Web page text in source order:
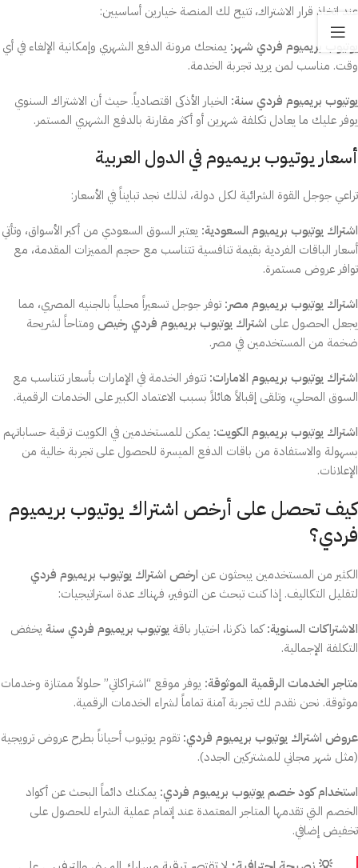
عند اتخاذ قرار الاشتراك، تتيح لك المنصة خيارين أساسيين:
يوتيوب بريميوم فردي شهر: يمنحك مرونة الدفع الشهري وإمكانية الإلغاء في أي
وقت. مناسب لمن يريد تجربة الخدمة.
يوتيوب بريميوم فردي سنة: الخيار الأذكى اقتصادياً. حيث أن الاشتراك السنوي
يوفر عليك ما يعادل تكلفة شهرين أو أكثر مقارنة بالدفع الشهري المستمر.
أسعار يوتيوب بريميوم في الدول العربية
تراعي جوجل القوة الشرائية لكل دولة، لذلك نجد تبايناً في الأسعار:
اشتراك يوتيوب بريميوم السعودية: يعتبر السوق السعودي من أكبر الأسواق، وتأتي
أسعار الباقات الفردية بقيمة تنافسية تتناسب مع حجم المميزات المقدمة، مع
توافر عروض مستمرة.
اشتراك يوتيوب بريميوم مصر: توفر جوجل تسعيراً محلياً بالجنيه المصري، مما
يجعل الحصول على اشتراك يوتيوب بريميوم فردي رخيص ومتاحاً لشريحة
ضخمة من المستخدمين في مصر.
اشتراك يوتيوب بريميوم الامارات: تتوفر الخدمة في الإمارات بأسعار تتناسب مع
السوق المحلي، وتلقى إقبالاً هائلاً بسبب الاعتماد الكبير على الخدمات الرقمية.
اشتراك يوتيوب بريميوم الكويت: يمكن للمستخدمين في الكويت ترقية حساباتهم
بسهولة والاستفادة من باقات الدفع الميسرة للحصول على تجربة خالية من
الإعلانات.
كيف تحصل على أرخص اشتراك يوتيوب بريميوم
فردي؟
الكثير من المستخدمين يبحثون عن ارخص اشتراك يوتيوب بريميوم فردي
لتقليل التكاليف. إذا كنت تبحث عن التوفير، فهناك عدة استراتيجيات:
الاشتراكات السنوية:كما ذكرنا، اختيار باقة يوتيوب بريميوم فردي سنة يخفض
التكلفة الإجمالية.
متاجر الخدمات الرقمية الموثوقة: يوفر موقع “اشتراكاتي” حلولاً ممتازة وخدمات
موثوقة. نحن نقدم لك تجربة آمنة تماماً لشراء الخدمات الرقمية.
عروض اشتراك يوتيوب بريميوم فردي: تقوم يوتيوب أحياناً بطرح عروض ترويجية
(مثل شهر مجاني للمشتركين الجدد).
استخدام كود خصم يوتيوب بريميوم فردي: يمكنك دائماً البحث عن أكواد
الخصم التي تقدمها المتاجر المعتمدة عند إتمام عملية الشراء للحصول على
تخفيض إضافي.